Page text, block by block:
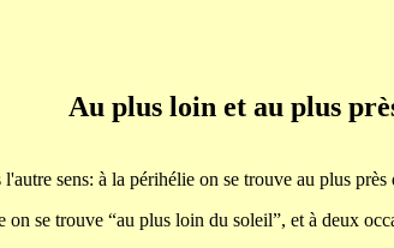
Au plus loin et au plus
sens: à la périhélie on se trouve au plus près
se trouve “au plus loin du soleil”, et à deux